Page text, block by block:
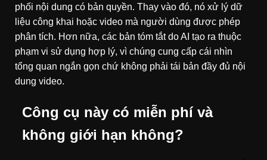
phối nội dung có bản quyền. Thay vào đó, nó xử lý dữ
liệu công khai hoặc video mà người dùng được phép
phân tích. Hơn nữa, các bản tóm tắt do AI tạo ra thuộc
phạm vi sử dụng hợp lý, vì chúng cung cấp cái nhìn
tổng quan ngắn gọn chứ không phải tái bản đầy đủ nội
dung video.
Công cụ này có miễn phí và
không giới hạn không?